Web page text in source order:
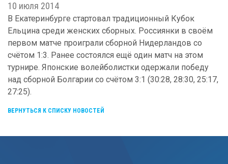
10 июля 2014
В Екатеринбурге стартовал традиционный Кубок
Ельцина среди женских сборных. Россиянки в своём
первом матче проиграли сборной Нидерландов со
счётом 1:3. Ранее состоялся ещё один матч на этом
турнире. Японские волейболистки одержали победу
над сборной Болгарии со счётом 3:1 (30:28, 28:30, 25:17,
27:25).
ВЕРНУТЬСЯ К СПИСКУ НОВОСТЕЙ